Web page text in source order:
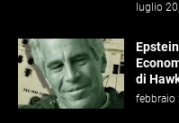
luglio
di
febbraio